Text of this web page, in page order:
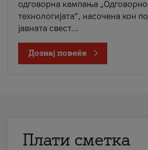
одговорна кампања
технологијата“, насочена кон
јавната свест...
Дознај повеќе
Плати сметка